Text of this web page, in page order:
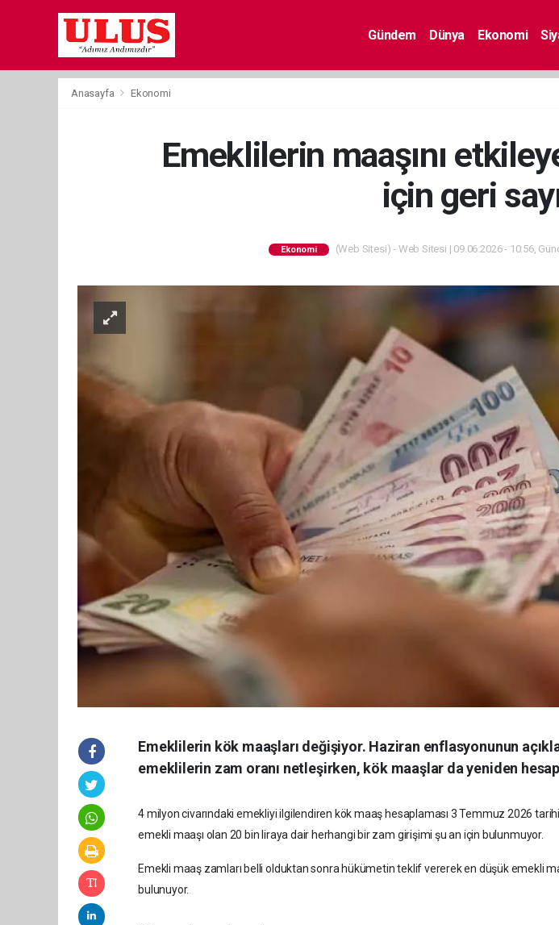
Gündem Dünya Ekonomi
Anasayfa Ekonomi
Emeklilerin maaşını
için geri
Ekonomi (Web Sitesi) - Web Sitesi | 09.06.2026 - 10:56,
Emeklilerin kök maaşları değişiyor. Haziran enflasyonunun
emeklilerin zam oranı netleşirken, kök maaşlar da yeniden
4 milyon civarındaki emekliyi ilgilendiren kök maaş hesaplaması 3 Temmuz 2026
emekli maaşı olan 20 bin liraya dair herhangi bir zam girişimi şu an için bulunmuyor.
Emekli maaş zamları belli olduktan sonra hükümetin teklif vererek en düşük emekli
bulunuyor.